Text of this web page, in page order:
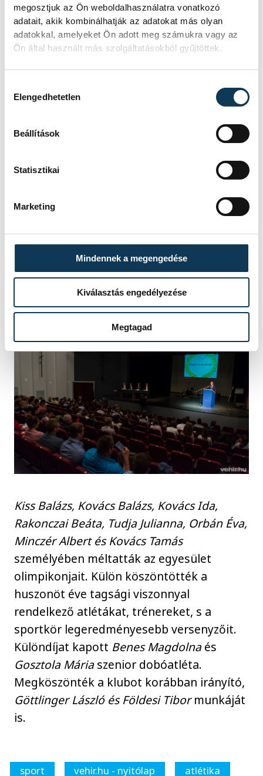
megosztjuk az Ön weboldalhasználatra vonatkozó
adatait, akik kombinálhatják az adatokat más olyan
adatokkal, amelyeket Ön adott meg számukra vagy az
Ön által használt más szolgáltatásokból gyűjtöttek.
Elengedhetetlen
Beállítások
Statisztikai
Marketing
Mindennek a megengedése
Kiválasztás engedélyezése
Megtagad
tragikus hirtelenséggel elhunyt szakember
munkássága oly’ mértékben meghatározó
volt a klub életében, ami egyértelművé
Az egyesület páratlanul sikeres működését
kiválóan fémjelzi, hogy az eseményen a
gyermekkorú sportolóktól a szeniorokig
mintegy százan vehettek át elismerést a
2014-es évben nyújtott kiemelkedő
sportteljesítményük elismeréseként.
Kiss Balázs, Kovács Balázs, Kovács Ida,
Rakonczai Beáta, Tudja Julianna, Orbán Éva,
Minczér Albert és Kovács Tamás
személyében méltatták az egyesület
olimpikonjait. Külön köszöntötték a
huszonöt éve tagsági viszonnyal
rendelkező atlétákat, trénereket, s a
sportkör legeredményesebb versenyzőit.
Különdíjat kapott Benes Magdolnaés
Gosztola Máriaszenior dobóatléta.
Megköszönték a klubot korábban irányító,
Göttlinger László és Földesi Tibormunkáját
is.
sport vehir.hu - nyitólap atlétika